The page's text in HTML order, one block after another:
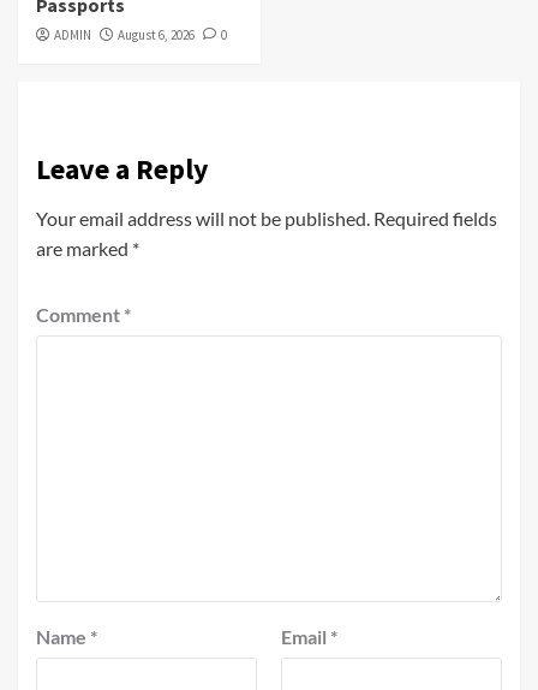
ADMIN August 6, 2026 0
Leave a Reply
Your email address will not be published. Required fields
are marked *
Comment *
Name * Email *